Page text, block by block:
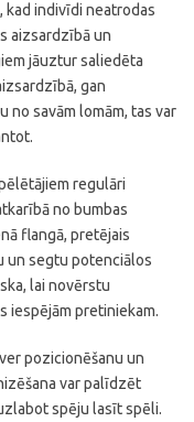
kad indivīdi neatrodas
aizsardzībā un
jāuztur saliedēta
gan
no savām lomām, tas var
regulāri
no bumbas
flangā, pretējais
un segtu potenciālos
lai novērstu
iespējām pretiniekam.
pozicionēšanu un
var palīdzēt
spēju lasīt spēli.